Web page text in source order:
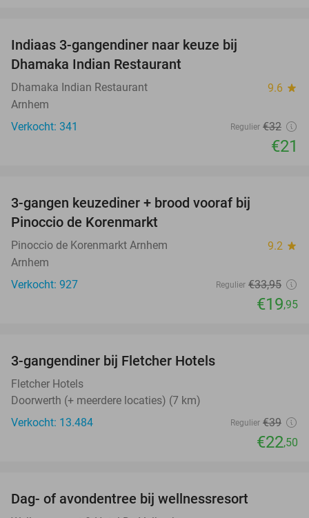
Indiaas 3-gangendiner naar keuze bij
Dhamaka Indian Restaurant
Dhamaka Indian Restaurant 9.6 star
Arnhem
Verkocht: 341
Regulier €32
€21
3-gangen keuzediner + brood vooraf bij
Pinoccio de Korenmarkt
Pinoccio de Korenmarkt Arnhem 9.2 star
Arnhem
Verkocht: 927
Regulier €33,95
€19,95
3-gangendiner bij Fletcher Hotels
Fletcher Hotels
Doorwerth (+ meerdere locaties) (7 km)
Verkocht: 13.484
Regulier €39
€22,50
Dag- of avondentree bij wellnessresort